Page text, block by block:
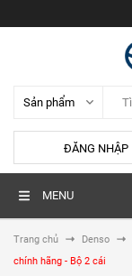
ĐĂNG NHẬP
MENU
Trang chủ Denso
chính hãng - Bộ 2 cái